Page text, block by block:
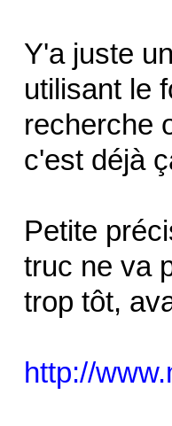
Y'a juste
utilisant le
recherche
c'est déjà
Petite
truc ne va
trop tôt,
http://